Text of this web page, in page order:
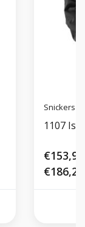
Snickers
1107
€153,95
€186,28